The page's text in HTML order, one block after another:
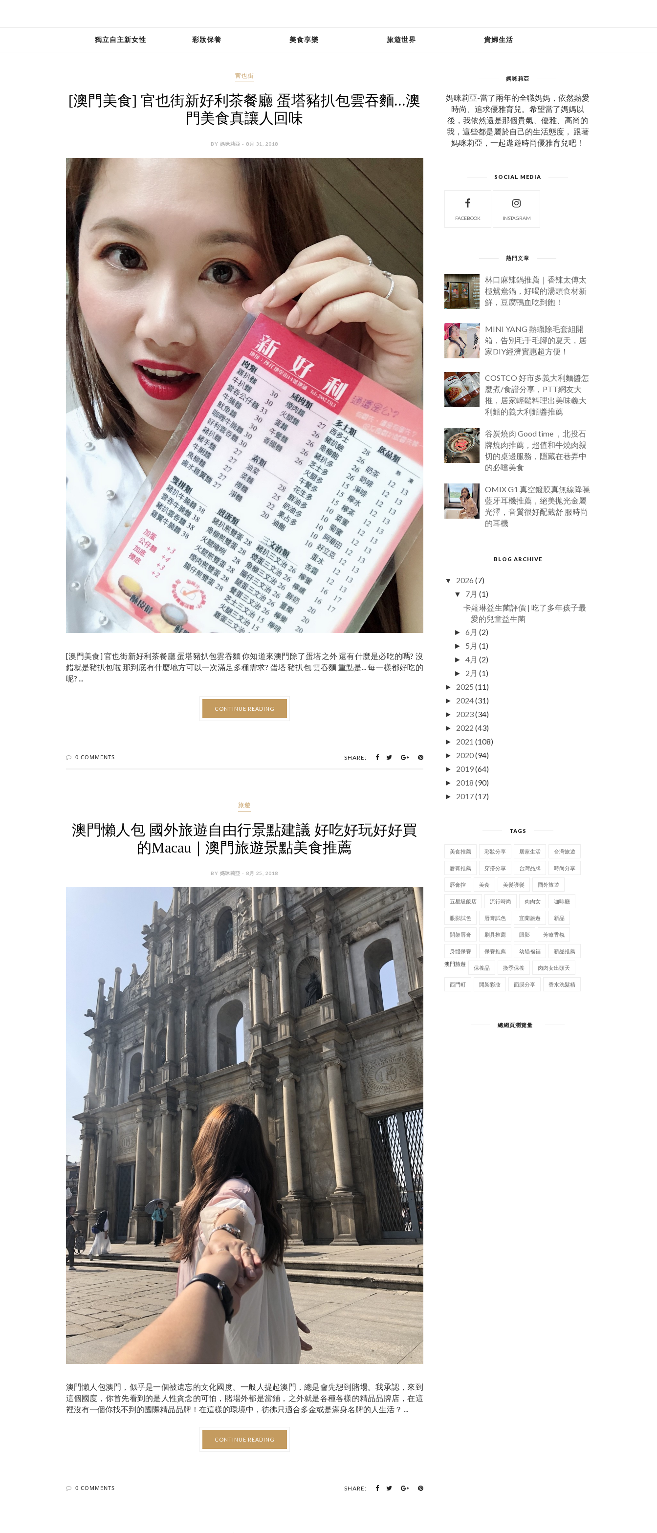
獨立自主新女性 彩妝保養 美食享樂 旅遊世界 貴婦生活
官也街
[澳門美食] 官也街新好利茶餐廳 蛋塔豬扒包雲吞麵...澳
門美食真讓人回味
BY 媽咪莉亞 - 8月 31, 2018
[澳門美食] 官也街新好利茶餐廳 蛋塔豬扒包雲吞麵 你知道來澳門除了蛋塔之外 還有什麼是必吃的嗎? 沒
錯就是豬扒包啦 那到底有什麼地方可以一次滿足多種需求? 蛋塔 豬扒包 雲吞麵 重點是... 每一樣都好吃的
呢? ...
CONTINUE READING
0 COMMENTS SHARE:
旅遊
澳門懶人包 國外旅遊自由行景點建議 好吃好玩好好買
的Macau｜澳門旅遊景點美食推薦
BY 媽咪莉亞 - 8月 25, 2018
澳門懶人包澳門，似乎是一個被遺忘的文化國度。一般人提起澳門，總是會先想到賭場。我承認，來到
這個國度，你首先看到的是人性貪念的可怕，賭場外都是當鋪，之外就是各種各樣的精品品牌店，在這
裡沒有一個你找不到的國際精品品牌！在這樣的環境中，彷彿只適合多金或是滿身名牌的人生活？ ...
CONTINUE READING
0 COMMENTS SHARE:
媽咪莉亞
媽咪莉亞-當了兩年的全職媽媽，依然熱愛
時尚、追求優雅育兒。希望當了媽媽以
後，我依然還是那個貴氣、優雅、高尚的
我，這些都是屬於自己的生活態度， 跟著
媽咪莉亞，一起遨遊時尚優雅育兒吧！
SOCIAL MEDIA
FACEBOOK INSTAGRAM
熱門文章
林口麻辣鍋推薦｜香辣太傅太
極鴛鴦鍋，好喝的湯頭食材新
鮮，豆腐鴨血吃到飽！
MINI YANG 熱蠟除毛套組開
箱，告別毛手毛腳的夏天，居
家DIY經濟實惠超方便！
COSTCO 好市多義大利麵醬怎
麼煮/食譜分享，PTT網友大
推，居家輕鬆料理出美味義大
利麵的義大利麵醬推薦
谷炭燒肉 Good time ，北投石
牌燒肉推薦，超值和牛燒肉親
切的桌邊服務，隱藏在巷弄中
的必嚐美食
OMIX G1 真空鍍膜真無線降噪
藍牙耳機推薦，絕美拋光金屬
光澤，音質很好配戴舒 服時尚
的耳機
BLOG ARCHIVE
▼ 2026 (7)
▼ 7月 (1)
卡蘿琳益生菌評價 | 吃了多年孩子最
愛的兒童益生菌
► 6月 (2)
► 5月 (1)
► 4月 (2)
► 2月 (1)
► 2025 (11)
► 2024(31)
► 2023(34)
► 2022 (43)
► 2021 (108)
► 2020(94)
► 2019(64)
► 2018 (90)
► 2017(17)
TAGS
美食推薦 彩妝分享 居家生活 台灣旅遊
唇膏推薦 穿搭分享 台灣品牌 時尚分享
唇膏控 美食 美髮護髮 國外旅遊
五星級飯店 流行時尚 肉肉女 咖啡廳
眼影試色 唇膏試色 宜蘭旅遊 新品
開架唇膏 刷具推薦 眼影 芳療香氛
身體保養 保養推薦 幼貓福福 新品推薦
澳門旅遊
保養品 換季保養 肉肉女出頭天
西門町 開架彩妝 面膜分享 香水洗髮精
總網頁瀏覽量